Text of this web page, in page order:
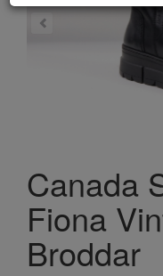
Canada
Fiona
Broddar